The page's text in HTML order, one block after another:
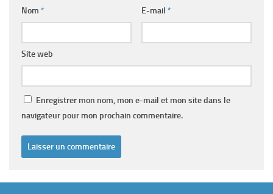
Nom * E-mail *
Site web
Enregistrer mon nom, mon e-mail et mon site dans le
navigateur pour mon prochain commentaire.